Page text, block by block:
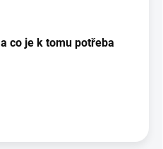
co je k tomu potřeba